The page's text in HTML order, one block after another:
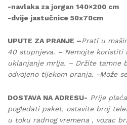
-navlaka za jorgan 140×200 cm
-dvije jastučnice 50x70cm
UPUTE ZA PRANJE –Prati u
40 stupnjeva. – Nemojte koristiti
uklanjanje mrlja. – Držite tamne
odvojeno tijekom pranja. -Može
DOSTAVA NA ADRESU- Prije
pogledati paket, ostavite broj
u toku radnog vremena , vozac